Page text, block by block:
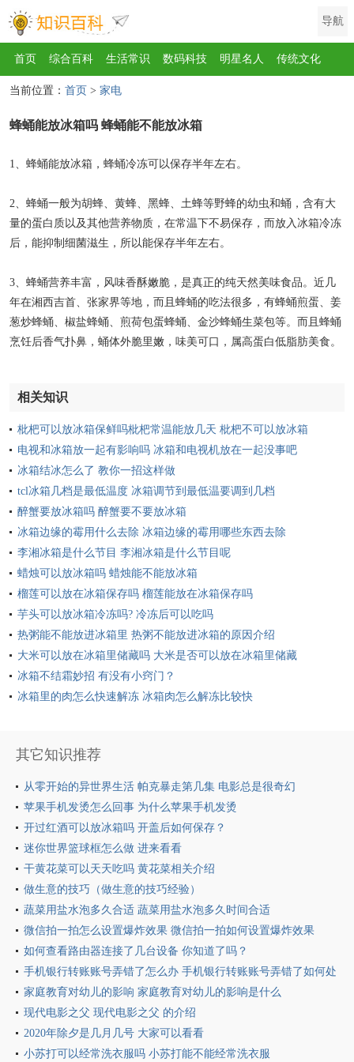
导航
首页 综合百科 生活常识 数码科技 明星名人 传统文化
互联网 健康 影视
运动 游戏 家电 地理 房产 金融
歌曲 动物 植物
当前位置： 首页 > 家电
蜂蛹能放冰箱吗 蜂蛹能不能放冰箱
1、蜂蛹能放冰箱，蜂蛹冷冻可以保存半年左右。
2、蜂蛹一般为胡蜂、黄蜂、黑蜂、土蜂等野蜂的幼虫和蛹，含有大
量的蛋白质以及其他营养物质，在常温下不易保存，而放入冰箱冷冻
后，能抑制细菌滋生，所以能保存半年左右。
3、蜂蛹营养丰富，风味香酥嫩脆，是真正的纯天然美味食品。近几
年在湘西吉首、张家界等地，而且蜂蛹的吃法很多，有蜂蛹煎蛋、姜
葱炒蜂蛹、椒盐蜂蛹、煎荷包蛋蜂蛹、金沙蜂蛹生菜包等。而且蜂蛹
烹饪后香气扑鼻，蛹体外脆里嫩，味美可口，属高蛋白低脂肪美食。
相关知识
枇杷可以放冰箱保鲜吗枇杷常温能放几天 枇杷不可以放冰箱
保鲜熟枇杷常温能放2到3天
电视和冰箱放一起有影响吗 冰箱和电视机放在一起没事吧
冰箱结冰怎么了 教你一招这样做
tcl冰箱几档是最低温度 冰箱调节到最低温要调到几档
醉蟹要放冰箱吗 醉蟹要不要放冰箱
冰箱边缘的霉用什么去除 冰箱边缘的霉用哪些东西去除
李湘冰箱是什么节目 李湘冰箱是什么节目呢
蜡烛可以放冰箱吗 蜡烛能不能放冰箱
榴莲可以放在冰箱保存吗 榴莲能放在冰箱保存吗
芋头可以放冰箱冷冻吗? 冷冻后可以吃吗
热粥能不能放进冰箱里 热粥不能放进冰箱的原因介绍
大米可以放在冰箱里储藏吗 大米是否可以放在冰箱里储藏
冰箱不结霜妙招 有没有小窍门？
冰箱里的肉怎么快速解冻 冰箱肉怎么解冻比较快
其它知识推荐
从零开始的异世界生活 帕克暴走第几集 电影总是很奇幻
苹果手机发烫怎么回事 为什么苹果手机发烫
开过红酒可以放冰箱吗 开盖后如何保存？
迷你世界篮球框怎么做 进来看看
干黄花菜可以天天吃吗 黄花菜相关介绍
做生意的技巧（做生意的技巧经验）
蔬菜用盐水泡多久合适 蔬菜用盐水泡多久时间合适
微信拍一拍怎么设置爆炸效果 微信拍一拍如何设置爆炸效果
如何查看路由器连接了几台设备 你知道了吗？
手机银行转账账号弄错了怎么办 手机银行转账账号弄错了如何处
理
家庭教育对幼儿的影响 家庭教育对幼儿的影响是什么
现代电影之父 现代电影之父 的介绍
2020年除夕是几月几号 大家可以看看
小苏打可以经常洗衣服吗 小苏打能不能经常洗衣服